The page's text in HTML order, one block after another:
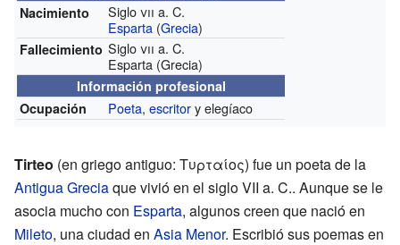
Nacimiento
Siglovii a. C.
Esparta (Grecia)
Fallecimiento Siglovii a. C.
Esparta (Grecia)
Información profesional
Ocupación
Poeta,escritory elegíaco
Tirteo (en griego antiguo: Τυρταίος) fue un poeta de la
Antigua Greciaque vivió en el siglo VII a. C.. Aunque se le
asocia mucho con Esparta, algunos creen que nació en
Mileto, una ciudad en Asia Menor. Escribió sus poemas en